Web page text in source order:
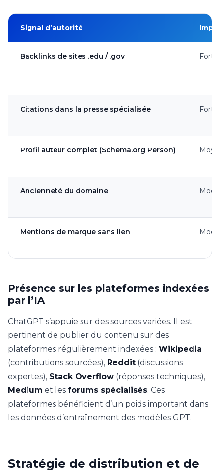
Signal d’autorité
Backlinks de sites .edu / .gov Fort
Citations dans la presse spécialisée Fort
Profil auteur complet (Schema.org Person)
Ancienneté du domaine
Mentions de marque sans lien
Présence sur les plateformes indexées
par l’IA
ChatGPT s’appuie sur des sources variées. Il est
pertinent de publier du contenu sur des
plateformes régulièrement indexées : Wikipedia
(contributions sourcées), Reddit (discussions
expertes), Stack Overflow (réponses techniques),
Medium et les forums spécialisés. Ces
plateformes bénéficient d’un poids important dans
les données d’entraînement des modèles GPT.
Stratégie de distribution et de